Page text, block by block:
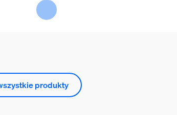
produkty